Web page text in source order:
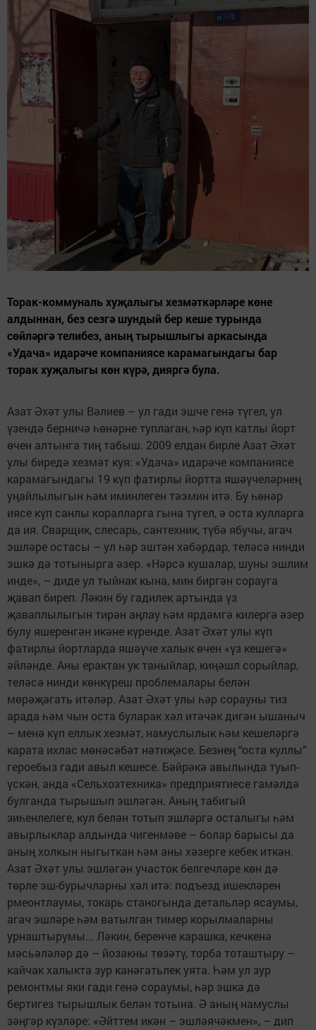
Торак-коммуналь хуҗалыгы хезмәткәрләре көне
алдыннан, без сезгә шундый бер кеше турында
сөйләргә телибез, аның тырышлыгы аркасында
«Удача» идарәче компаниясе карамагындагы бар
торак хуҗалыгы көн күрә, дияргә була.
Азат Әхәт улы Вәлиев – ул гади эшче генә түгел, ул
үзендә берничә һөнәрне туплаган, һәр күп катлы йорт
өчен алтынга тиң табыш. 2009 елдан бирле Азат Әхәт
улы биредә хезмәт куя: «Удача» идарәче компаниясе
карамагындагы 19 күп фатирлы йортта яшәүчеләрнең
уңайлылыгын һәм иминлеген тәэмин итә. Бу һөнәр
иясе күп санлы коралларга гына түгел, ә оста кулларга
да ия. Сварщик, слесарь, сантехник, түбә ябучы, агач
эшләре остасы – ул һәр эштән хәбәрдар, теләсә нинди
эшкә дә тотынырга әзер. «Нәрсә кушалар, шуны эшлим
инде», – диде ул тыйнак кына, мин биргән сорауга
җавап биреп. Ләкин бу гадилек артында үз
җаваплылыгын тирән аңлау һәм ярдәмгә килергә әзер
булу яшеренгән икәне күренде. Азат Әхәт улы күп
фатирлы йортларда яшәүче халык өчен «үз кешегә»
әйләнде. Аны ерактан ук таныйлар, киңәшл сорыйлар,
теләсә нинди көнкүреш проблемалары белән
мөрәҗәгать итәләр. Азат Әхәт улы һәр сорауны тиз
арада һәм чын оста буларак хәл итәчәк дигән ышаныч
– менә күп еллык хезмәт, намуслылык һәм кешеләргә
карата ихлас мөнәсәбәт нәтиҗәсе. Безнең “оста куллы”
героебыз гади авыл кешесе. Бәйрәкә авылында туып-
үскән, анда «Сельхозтехника» предприятиесе гамәлдә
булганда тырышып эшләгән. Аның табигый
зиһенлелеге, кул белән тотып эшләргә осталыгы һәм
авырлыклар алдында чигенмәве – болар барысы да
аның холкын ныгыткан һәм аны хәзерге кебек иткән.
Азат Әхәт улы эшләгән участок белгечләре көн дә
төрле эш-бурычларны хәл итә: подъезд ишекләрен
рмеонтлаумы, токарь станогында детальләр ясаумы,
агач эшләре һәм ватылган тимер корылмаларны
урнаштырумы... Ләкин, беренче карашка, кечкенә
мәсьәләләр дә – йозакны төзәтү, торба тоташтыру –
кайчак халыкта зур канәгатьлек уята. Һәм ул зур
ремонтмы яки гади генә сораумы, һәр эшкә дә
бертигез тырышлык белән тотына. Ә аның намуслы
зәңгәр күзләре: «Әйттем икән – эшләячәкмен», – дип